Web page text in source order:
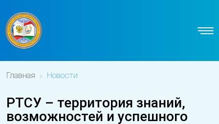
Главная Новости
РТСУ – территория знаний,
возможностей и успешного